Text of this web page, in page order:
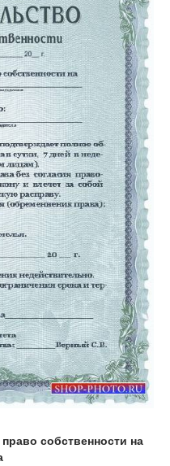
собственности на